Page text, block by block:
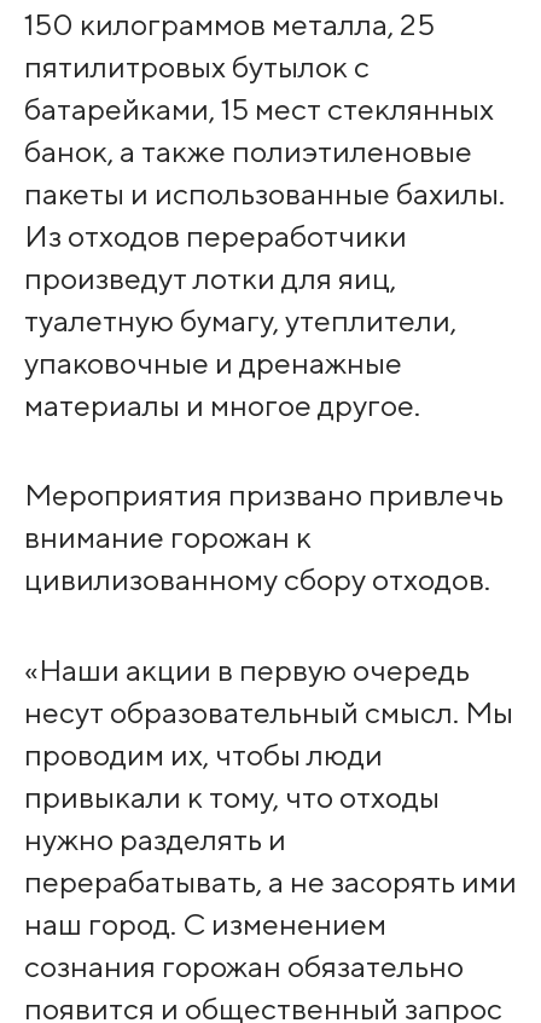
150 килограммов металла, 25
пятилитровых бутылок с
батарейками, 15 мест стеклянных
банок, а также полиэтиленовые
пакеты и использованные бахилы.
Из отходов переработчики
произведут лотки для яиц,
туалетную бумагу, утеплители,
упаковочные и дренажные
материалы и многое другое.
Мероприятия призвано привлечь
внимание горожан к
цивилизованному сбору отходов.
«Наши акции в первую очередь
несут образовательный смысл. Мы
проводим их, чтобы люди
привыкали к тому, что отходы
нужно разделять и
перерабатывать, а не засорять ими
наш город. С изменением
сознания горожан обязательно
появится и общественный запрос